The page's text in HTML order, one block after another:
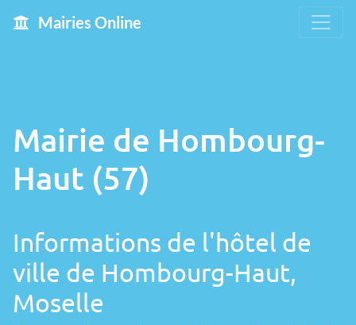
Mairies Online
Mairie de Hombourg-
Haut (57)
Informations de l'hôtel de
ville de Hombourg-Haut,
Moselle